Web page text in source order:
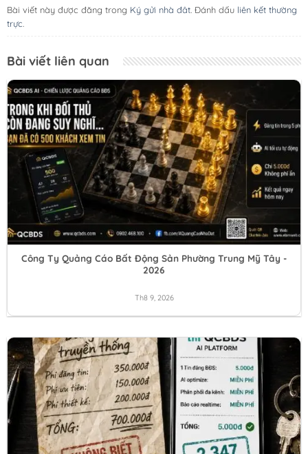
Bài viết này được đăng trong Ký gửi nhà đât. Đánh dấu liên kết thường
trực.
Bài viết liên quan
Công Ty Quảng Cáo Bất Động Sản Phường Trung Mỹ Tây -
2026
Th8 9, 2026